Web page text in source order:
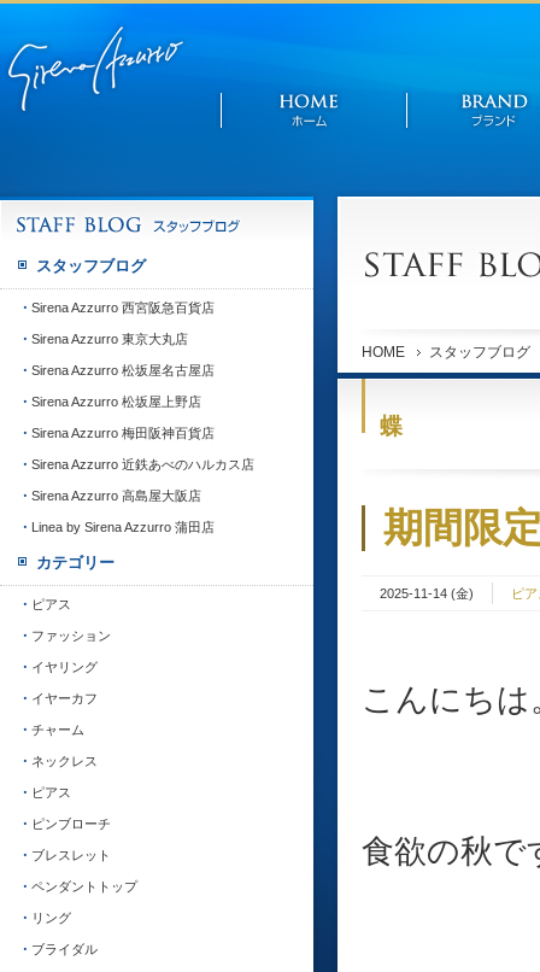
HOME スタッフブログ
蝶
期間限
2025-11-14 (金) ピ
こんにちは
食欲の秋で
スタッフブログ
Sirena Azzurro 西宮阪急百貨店
Sirena Azzurro 東京大丸店
Sirena Azzurro 松坂屋名古屋店
Sirena Azzurro 松坂屋上野店
Sirena Azzurro 梅田阪神百貨店
Sirena Azzurro 近鉄あべのハルカス店
Sirena Azzurro 高島屋大阪店
Linea by Sirena Azzurro 蒲田店
カテゴリー
ピアス
ファッション
イヤリング
イヤーカフ
チャーム
ネックレス
ピアス
ピンブローチ
ブレスレット
ペンダントトップ
リング
ブライダル